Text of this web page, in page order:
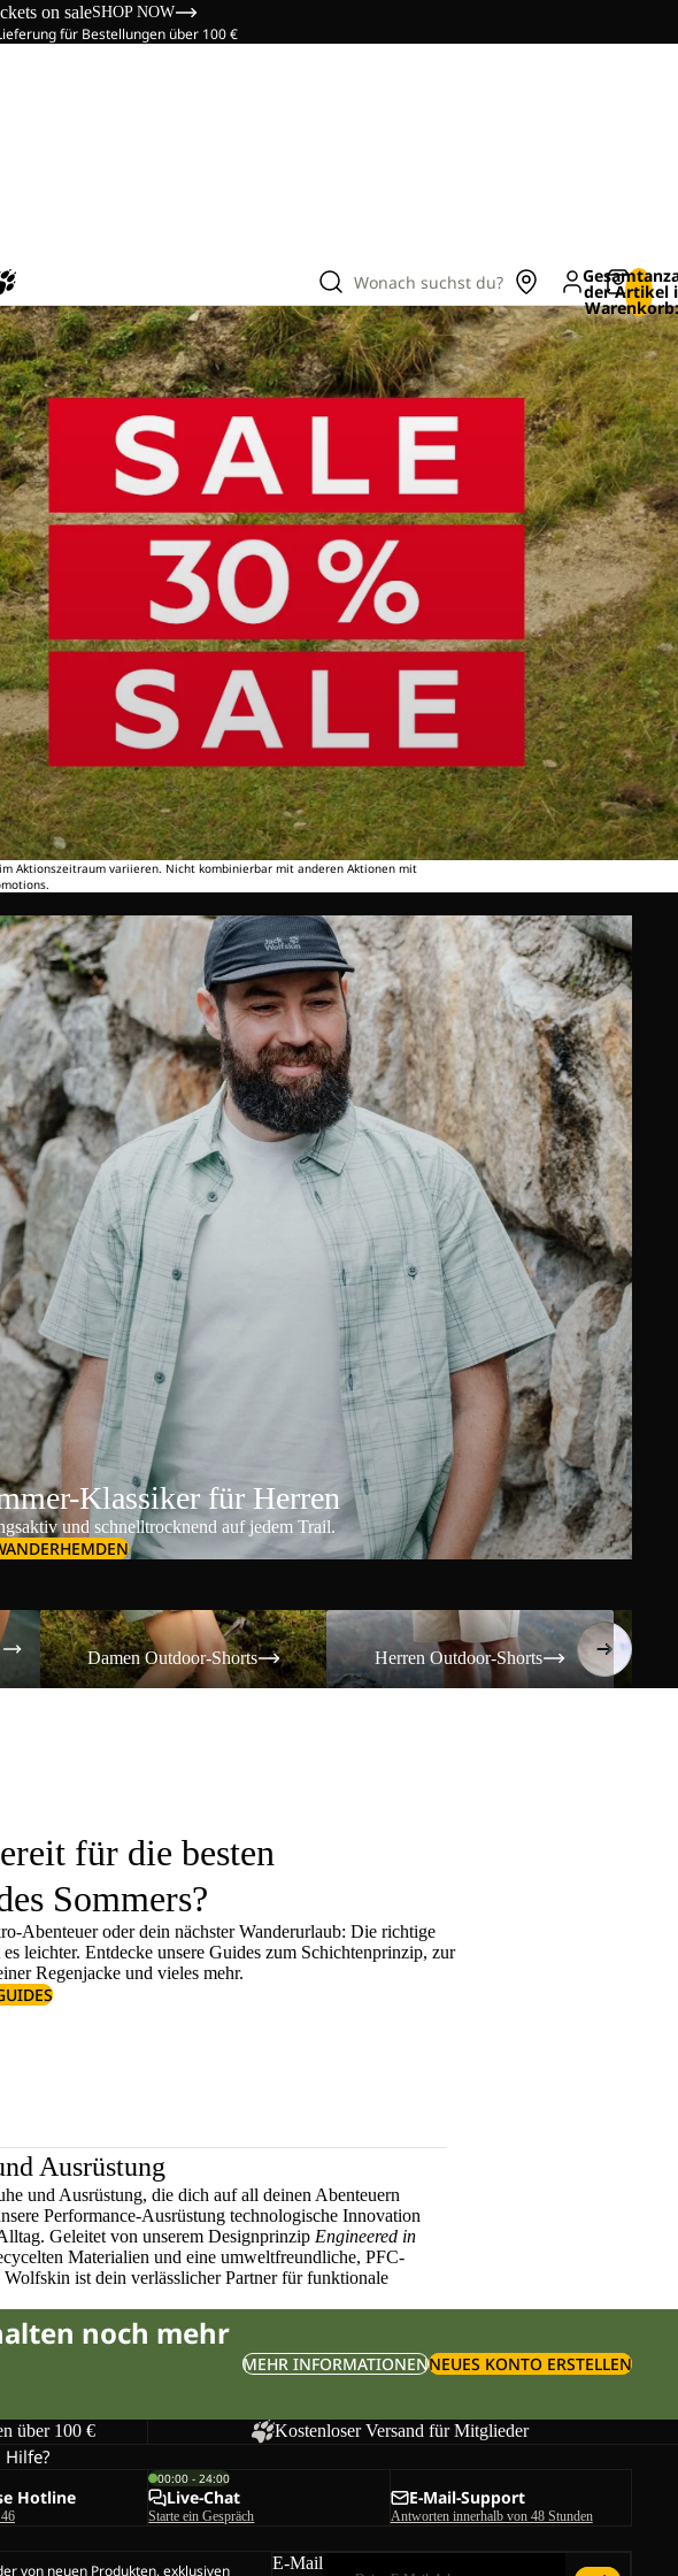
on saleSHOP NOW
für Bestellungen über 100 €
Wonach suchst du? der Artikel
Aktionszeitraum variieren. Nicht kombinierbar mit anderen Aktionen mit
Klassiker für Herren
und schnelltrocknend auf jedem Trail.
Damen Outdoor-Shorts
Damen Outdoor-Shorts
Herren Outdoor-Shorts
Herren Outdoor-Shorts
Damen
für die besten
Sommers?
Abenteuer oder dein nächster Wanderurlaub: Die richtige
leichter. Entdecke unsere Guides zum Schichtenprinzip, zur
Regenjackeund vieles mehr.
Ausrüstung
und Ausrüstung, die dich auf all deinen Abenteuern
Performance-Ausrüstung technologische Innovation
Geleitet von unserem Designprinzip Engineered in
Materialien und eine umweltfreundliche, PFC-
ist dein verlässlicher Partner für funktionale
noch mehr
MEHR INFORMATIONENNEUES KONTO ERSTELLEN
über 100 € Kostenloser Versand für Mitglieder
Hilfe?
Hotline
00:00 - 24:00
Live-Chat
Starte ein Gespräch
E-Mail-Support
Antworten innerhalb von 48 Stunden
von neuen Produkten, exklusiven E-Mail